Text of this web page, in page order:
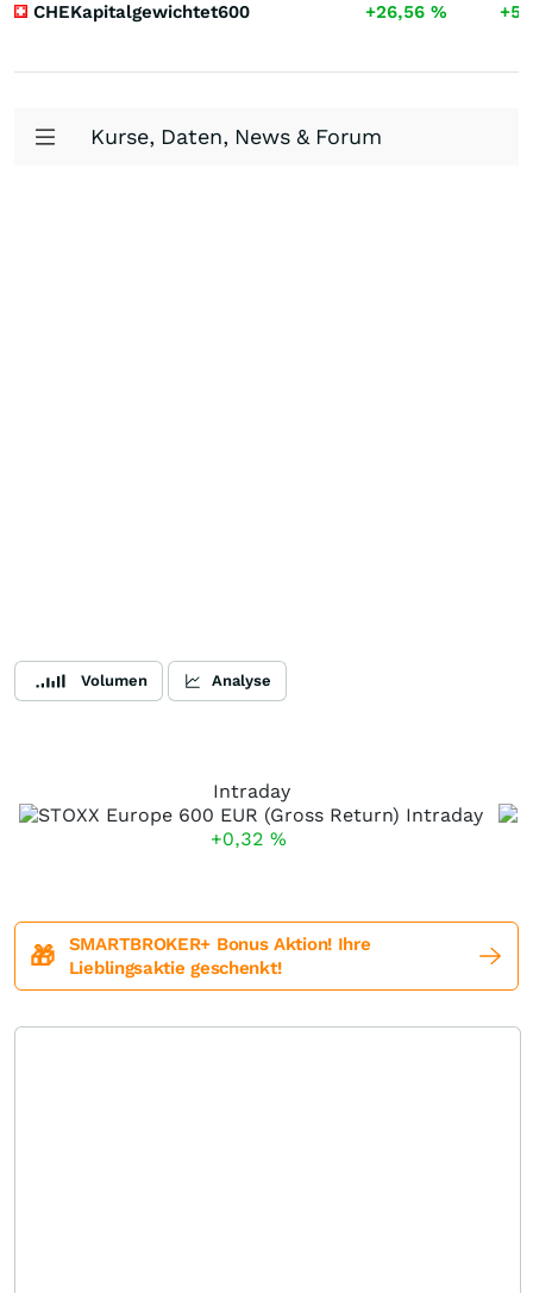
CHEKapitalgewichtet600 +26,56 %
Kurse, Daten, News & Forum
Volumen Analyse
Intraday
+0,32 %
🎁
SMARTBROKER+ Bonus Aktion! Ihre
Lieblingsaktie geschenkt!